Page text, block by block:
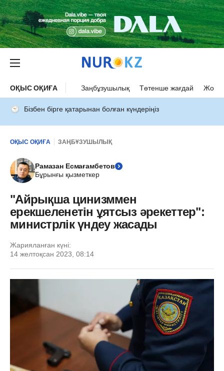
ОҚЫС ОҚИҒА Заңбұзушылық Төтенше жағдай Жол
Бізбен бірге қатарынан болған күндеріңіз
ОҚЫС ОҚИҒА ЗАҢБҰЗУШЫЛЫҚ
Рамазан Есмағамбетов
Бұрынғы қызметкер
"Айрықша цинизммен
ерекшеленетін ұятсыз әрекеттер":
министрлік үндеу жасады
Жарияланған күні:
14 желтоқсан 2023, 08:14